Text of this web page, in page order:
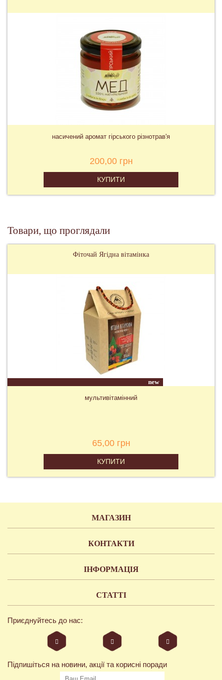
насичений аромат гірського різнотрав'я
200,00 грн
КУПИТИ
Товари, що проглядали
Фіточай Ягідна вітамінка
new
мультивітамінний
65,00 грн
КУПИТИ
МАГАЗИН
КОНТАКТИ
ІНФОРМАЦІЯ
СТАТТІ
Приєднуйтесь до нас:
Підпишіться на новини, акції та корисні поради